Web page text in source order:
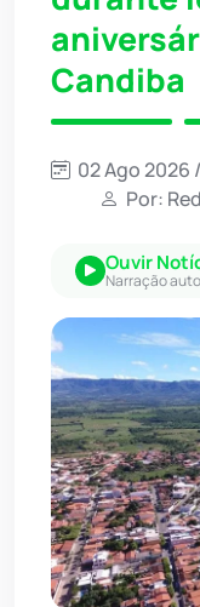
Candiba
02 Ago 2026
Por:
Ouvir
Narração